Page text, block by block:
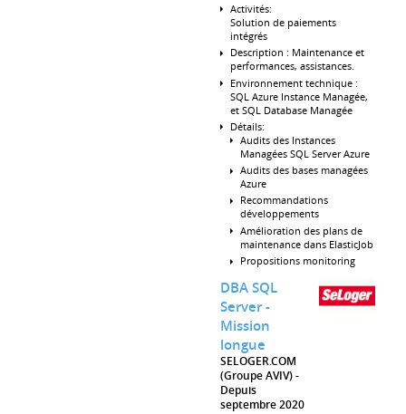
Activités:
Solution de paiements
intégrés
Description : Maintenance et
performances, assistances.
Environnement technique :
SQL Azure Instance Managée,
et SQL Database Managée
Détails:
Audits des Instances
Managées SQL Server Azure
Audits des bases managées
Azure
Recommandations
développements
Amélioration des plans de
maintenance dans ElasticJob
Propositions monitoring
DBA SQL
Server -
Mission
longue
SELOGER.COM
(Groupe AVIV)
Depuis
septembre 2020